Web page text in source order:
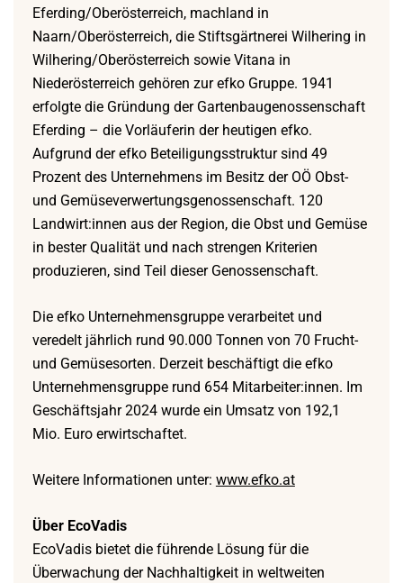
Eferding/Oberösterreich, machland in
Naarn/Oberösterreich, die Stiftsgärtnerei Wilhering in
Wilhering/Oberösterreich sowie Vitana in
Niederösterreich gehören zur efko Gruppe. 1941
erfolgte die Gründung der Gartenbaugenossenschaft
Eferding – die Vorläuferin der heutigen efko.
Aufgrund der efko Beteiligungsstruktur sind 49
Prozent des Unternehmens im Besitz der OÖ Obst-
und Gemüseverwertungsgenossenschaft. 120
Landwirt:innen aus der Region, die Obst und Gemüse
in bester Qualität und nach strengen Kriterien
produzieren, sind Teil dieser Genossenschaft.
Die efko Unternehmensgruppe verarbeitet und
veredelt jährlich rund 90.000 Tonnen von 70 Frucht-
und Gemüsesorten. Derzeit beschäftigt die efko
Unternehmensgruppe rund 654 Mitarbeiter:innen. Im
Geschäftsjahr 2024 wurde ein Umsatz von 192,1
Mio. Euro erwirtschaftet.
Weitere Informationen unter: www.efko.at
Über EcoVadis
EcoVadis bietet die führende Lösung für die
Überwachung der Nachhaltigkeit in weltweiten